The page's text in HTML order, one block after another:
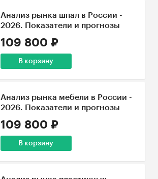
Анализ рынка шпал в России -
2026. Показатели и прогнозы
109 800 ₽
В корзину
Анализ рынка мебели в России -
2026. Показатели и прогнозы
109 800 ₽
В корзину